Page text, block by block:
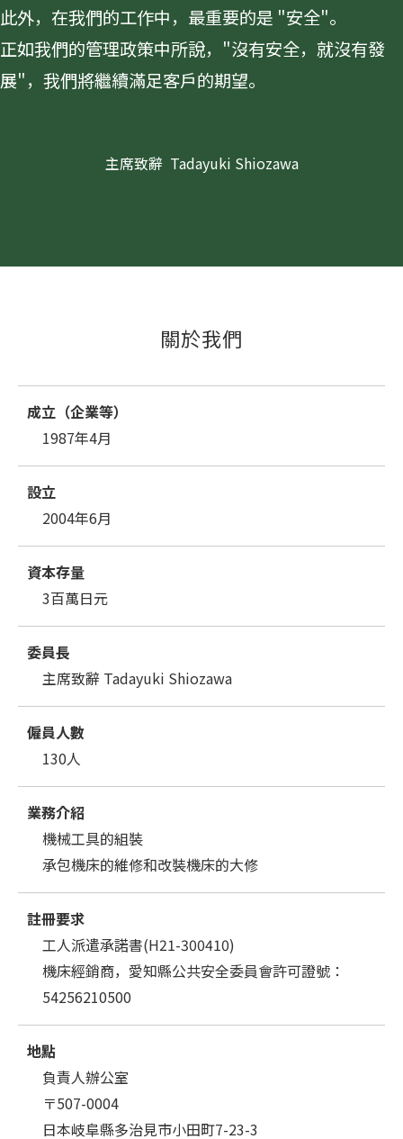
此外，在我們的工作中，最重要的是 "安全"。
正如我們的管理政策中所說，"沒有安全，就沒有發
展"，我們將繼續滿足客戶的期望。
主席致辭 Tadayuki Shiozawa
關於我們
成立（企業等）
1987年4月
設立
2004年6月
資本存量
3百萬日元
委員長
主席致辭 Tadayuki Shiozawa
僱員人數
130人
業務介紹
機械工具的組裝
承包機床的維修和改裝機床的大修
註冊要求
工人派遣承諾書(H21-300410)
機床經銷商，愛知縣公共安全委員會許可證號：
54256210500
地點
負責人辦公室
〒507-0004
日本岐阜縣多治見市小田町7-23-3